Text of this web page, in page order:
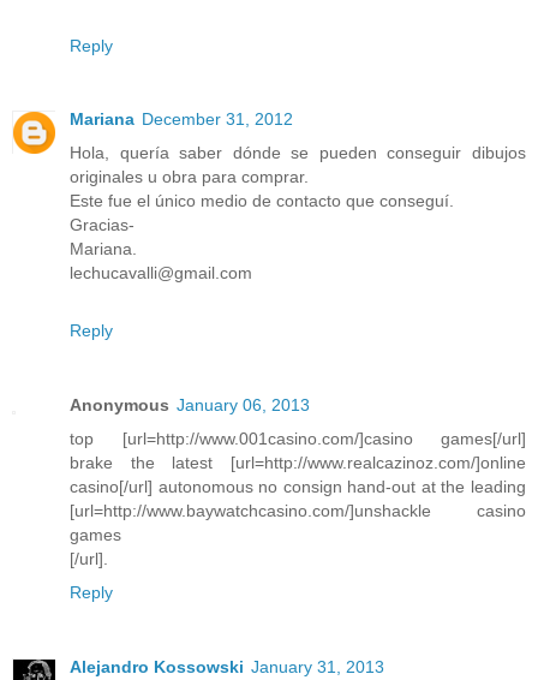
Reply
Mariana December 31, 2012
Hola, quería saber dónde se pueden conseguir dibujos
originales u obra para comprar.
Este fue el único medio de contacto que conseguí.
Gracias-
Mariana.
lechucavalli@gmail.com
Reply
Anonymous January 06, 2013
top [url=http://www.001casino.com/]casino games[/url]
brake the latest [url=http://www.realcazinoz.com/]online
casino[/url] autonomous no consign hand-out at the leading
[url=http://www.baywatchcasino.com/]unshackle casino
games
[/url].
Reply
Alejandro Kossowski January 31, 2013